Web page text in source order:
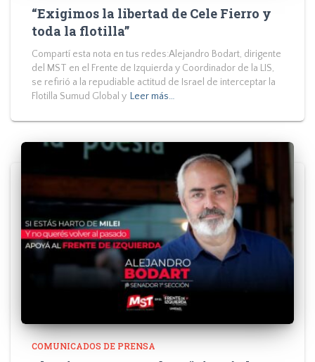
“Exigimos la libertad de Cele Fierro y
toda la flotilla”
Compartí esta nota en tus redes:Alejandro Bodart, dirigente
del MST en el Frente de Izquierda y Coordinador de la LIS,
se refirió a la repudiable actitud de Israel de interceptar la
Flotilla Sumud Global y Leer más…
COMUNICADOS DE PRENSA